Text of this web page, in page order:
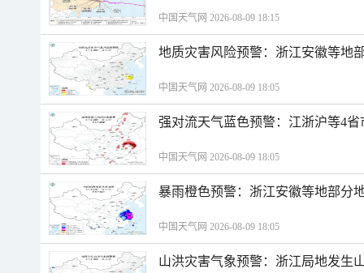
中国天气网 2026-08-09 18:15
地质灾害风险预警：浙江安徽等地
中国天气网 2026-08-09 18:05
强对流天气蓝色预警：江浙沪等4
中国天气网 2026-08-09 18:05
暴雨橙色预警：浙江安徽等地部分
中国天气网 2026-08-09 18:05
山洪灾害气象预警：浙江局地发生